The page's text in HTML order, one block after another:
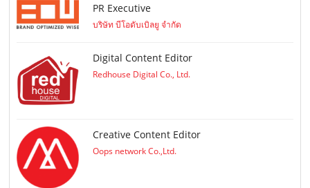
PR Executive
บริษัท บีโอดับเบิลยู จำกัด
Digital Content Editor
Redhouse Digital Co., Ltd.
Creative Content Editor
Oops network Co.,Ltd.